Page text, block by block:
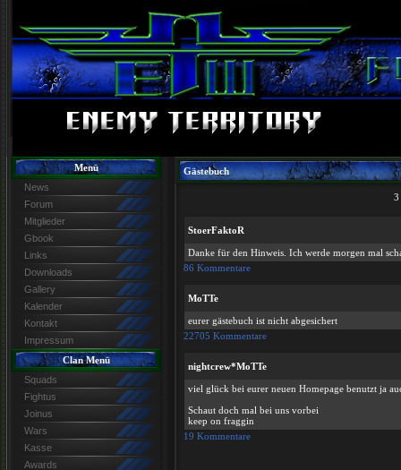
Menü
News
Forum
Mitglieder
Gbook
Links
Downloads
Gallery
Kalender
Kontakt
Impressum
Clan Menü
Squads
Fightus
Joinus
Wars
Kasse
Awards
Gästebuch
3
StoerFaktoR
Danke für den Hinweis. Ich werde morgen mal
86 Kommentare
MoTTe
eurer gästebuch ist nicht abgesichert
22705 Kommentare
nightcrew*MoTTe
viel glück bei eurer neuen Homepage benutzt ja
Schaut doch mal bei uns vorbei
keep on fraggin
19 Kommentare